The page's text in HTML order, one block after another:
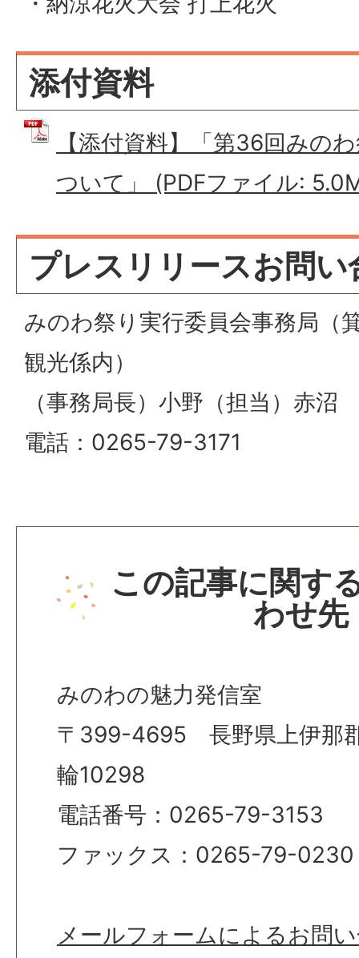
添付資料
【添付資料】「第36回みの
ついて」 (PDFファイル:
プレスリリースお問い
みのわ祭り実行委員会事務局（
観光係内）
（事務局長）小野（担当）赤沼
電話：0265-79-3171
この記事に関す
わせ先
みのわの魅力発信室
〒399-4695 長野県上伊那
輪10298
電話番号：0265-79-3153
ファックス：0265-79-0230
メールフォームによるお問